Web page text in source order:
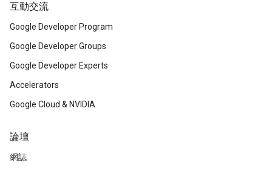
互動交流
Google Developer Program
Google Developer Groups
Google Developer Experts
Accelerators
Google Cloud & NVIDIA
論壇
網誌